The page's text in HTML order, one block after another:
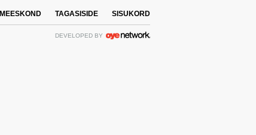
MEESKOND TAGASISIDE SISUKORD
DEVELOPED BY